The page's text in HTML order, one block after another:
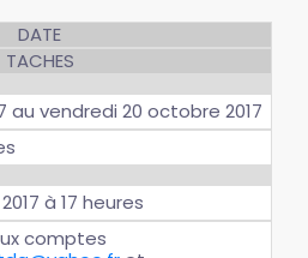
DATE
TACHES
au vendredi 20 octobre 2017
à 17 heures
comptes